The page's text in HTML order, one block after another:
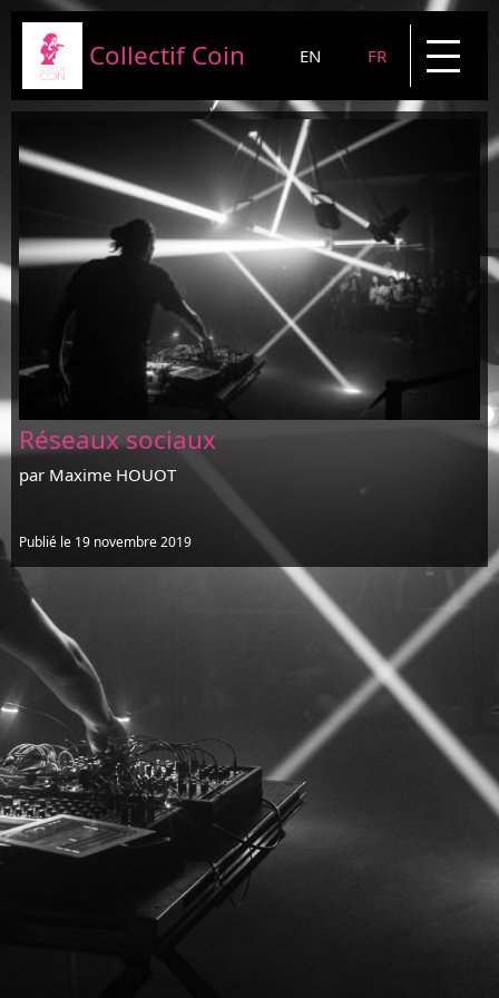
FR
EN
Collectif Coin
Présentation
Projets
News
Contact
Réseaux sociaux
par Maxime HOUOT
Publié le 19 novembre 2019